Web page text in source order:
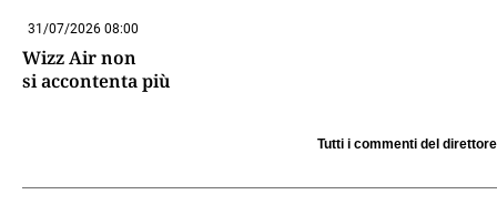
31/07/2026 08:00
Wizz Air non
si accontenta più
Tutti i commenti del direttore